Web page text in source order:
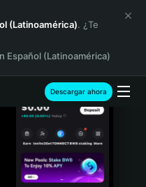
(Latinoamérica). ¿Te
Español (Latinoamérica)
Descargar ahora